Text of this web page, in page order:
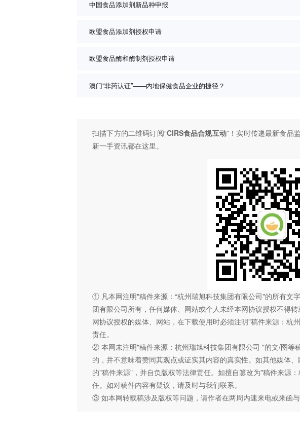
中国食品添加剂新品种申报
欧盟食品添加剂授权申请
欧盟食品酶和酶制剂授权申请
澳门“非药认证”——内地保健食品企业的捷径？
扫描下方的二维码订阅“CIRS食品合规互动”！ 实时传递最新食品
新一手资讯都在这里。
① 凡本网注明"稿件来源：“杭州瑞旭科技集团有限公司"的所有文
团有限公司所有，任何媒体、网站或个人未经本网协议授权不得
网协议授权的媒体、网站，在下载使用时必须注明"稿件来源：杭
责任。
② 本网未注明"稿件来源：杭州瑞旭科技集团有限公司 "的文/图等
的，并不意味着赞同其观点或证实其内容的真实性。如其他媒体
的"稿件来源"，并自负版权等法律责任。如擅自篡改为"稿件来源
任。如对稿件内容有疑议，请及时与我们联系。
③ 如本网转载稿涉及版权等问题，请作者在两周内速来电或来函